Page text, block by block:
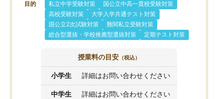
目的 私立中学受験対策
国公立中高一貫校受験対策
高校受験対策
大学入学共通テスト対策
国公立2次試験対策
難関私立受験対策
総合型選抜・学校推薦型選抜対策
定期テスト対策
授業料の目安 （税込）
小学生 詳細はお問い合わせください
中学生 詳細はお問い合わせください